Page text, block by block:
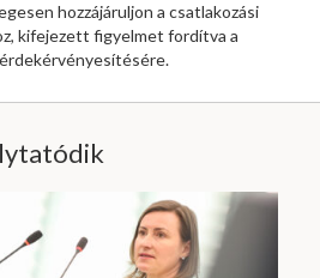
hozzájáruljon a csatlakozási
kifejezett figyelmet fordítva a